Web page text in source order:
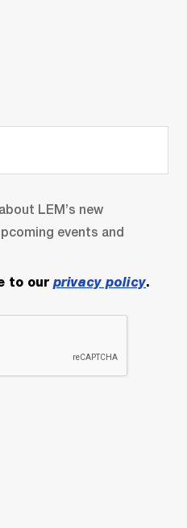
LEM’s new
events and
to our privacy policy.